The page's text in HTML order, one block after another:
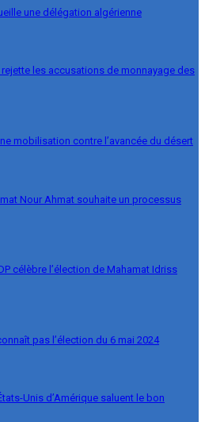
une délégation algérienne
rejette les accusations de monnayage des
mobilisation contre l’avancée du désert
Nour Ahmat souhaite un processus
célèbre l’élection de Mahamat Idriss
pas l’élection du 6 mai 2024
Unis d’Amérique saluent le bon